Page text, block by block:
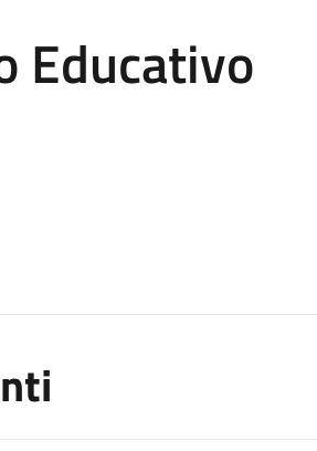
Educativo